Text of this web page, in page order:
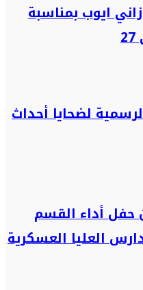
ايوب بمناسبة
لضحايا أحداث
حفل أداء القسم
العليا العسكرية